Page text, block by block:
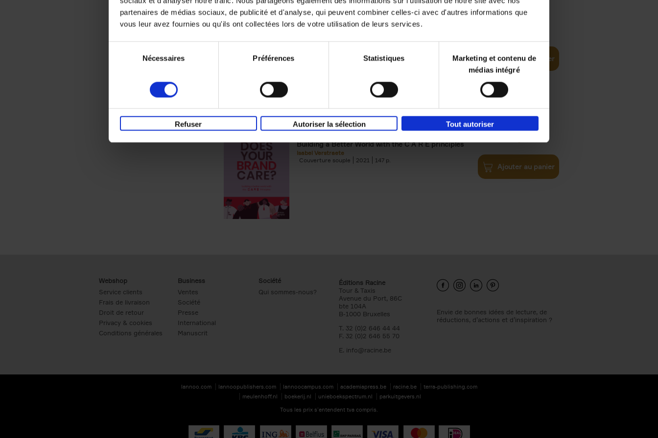
partenaires de médias sociaux, de publicité et d'analyse, qui peuvent combiner celles-ci avec d'autres informations que
vous leur avez fournies ou qu'ils ont collectées lors de votre utilisation de leurs services.
Nécessaires Préférences Statistiques
Marketing et contenu de
médias intégré
Refuser Autoriser la sélection Tout autoriser
Digital marketing like a PRO -
completely revised edition
Ajouter au panier
Does Your Brand Care?
Building a Better World with the C A R E principles
Isabel Verstraete
Couverture souple
2021 147
€34,99
Ajouter au panier
Webshop
Service clients
Frais de livraison
Droit de retour
Privacy & cookies
Conditions générales
Business
Ventes
Société
Presse
International
Manuscrit
Société
Qui sommes-nous?
Éditions Racine
Tour & Taxis
Avenue du Port, 86C
bte 104A
B-1000 Bruxelles
T. 32 (0)2 646 44 44
F. 32 (0)2 646 55 70
E. info@racine.be
Envie de bonnes idées de lecture, de
réductions, d’actions et d’inspiration ?
lannoo.com lannoopublishers.com lannoocampus.com academiapress.be racine.be
terra-publishing.com
meulenhoff.nl
boekerij.nl unieboekspectrum.nl
parkuitgevers.nl
Tous les prix s’entendent tva compris.